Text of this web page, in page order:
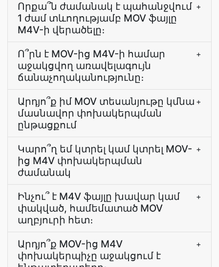
Որքա՞ն ժամանակ է պահանջվում
1 ժամ տևողությամբ MOV ֆայլը
M4V-ի վերածելը։
+
Ո՞րն է MOV-ից M4V-ի համար
աջակցվող առավելագույն
ճանաչողականությունը։
+
Արդյո՞ք իմ MOV տեսանյութը կմնա
մասնավոր փոխակերպման
ընթացքում
+
Կարո՞ղ եմ կտրել կամ կտրել MOV-
ից M4V փոխակերպման
ժամանակ
+
Ինչու՞ է M4V ֆայլը խավար կամ
փակված, համեմատած MOV
աղբյուրի հետ։
+
Արդյո՞ք MOV-ից M4V
փոխակերպիչը աջակցում է
+